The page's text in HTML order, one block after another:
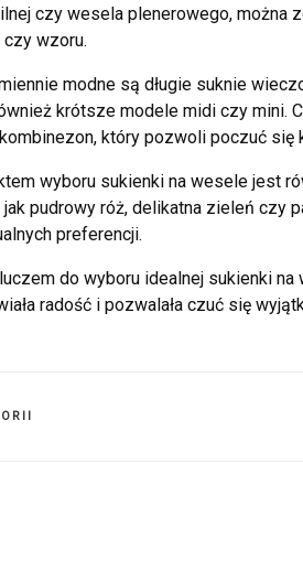
czy wesela plenerowego, można
czy wzoru.
modne są długie suknie
krótsze modele midi czy mini.
który pozwoli poczuć się
wyboru sukienki na wesele jest
pudrowy róż, delikatna zieleń czy
preferencji.
do wyboru idealnej sukienki
radość i pozwalała czuć się